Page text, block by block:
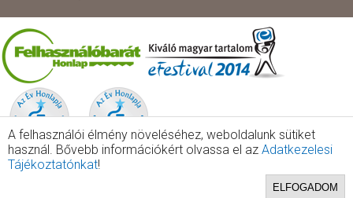
A felhasználói élmény növeléséhez, weboldalunk sütiket
használ. Bővebb információkért olvassa el az Adatkezelesi
Tájékoztatónkat!
ELFOGADOM